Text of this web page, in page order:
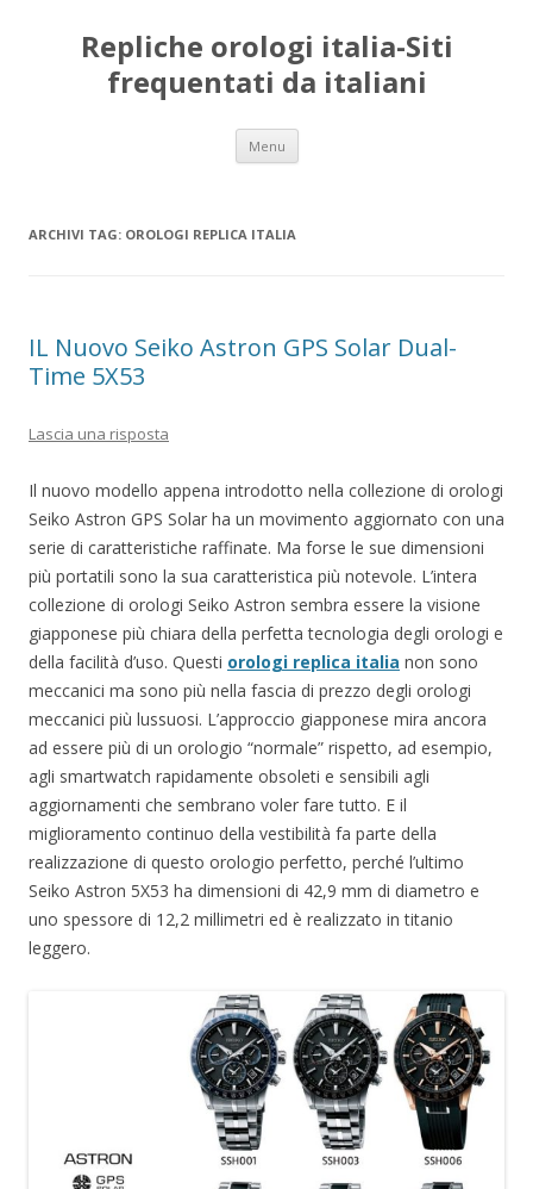
Repliche orologi italia-Siti
frequentati da italiani
Menu Vai
contenuto
ARCHIVI TAG: OROLOGI REPLICA ITALIA
IL Nuovo Seiko Astron GPS Solar Dual-
Time 5X53
Lascia una risposta
Il nuovo modello appena introdotto nella collezione di orologi
Seiko Astron GPS Solar ha un movimento aggiornato con una
serie di caratteristiche raffinate. Ma forse le sue dimensioni
più portatili sono la sua caratteristica più notevole. L’intera
collezione di orologi Seiko Astron sembra essere la visione
giapponese più chiara della perfetta tecnologia degli orologi e
della facilità d’uso. Questi orologi replica italia non sono
meccanici ma sono più nella fascia di prezzo degli orologi
meccanici più lussuosi. L’approccio giapponese mira ancora
ad essere più di un orologio “normale” rispetto, ad esempio,
agli smartwatch rapidamente obsoleti e sensibili agli
aggiornamenti che sembrano voler fare tutto. E il
miglioramento continuo della vestibilità fa parte della
realizzazione di questo orologio perfetto, perché l’ultimo
Seiko Astron 5X53 ha dimensioni di 42,9 mm di diametro e
uno spessore di 12,2 millimetri ed è realizzato in titanio
leggero.